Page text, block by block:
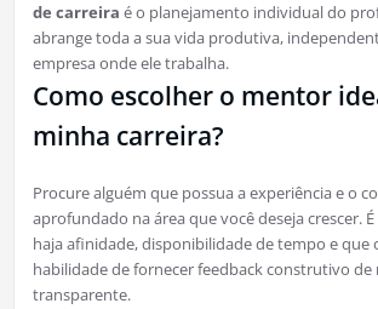
de carreira é o planejamento individual do
abrange toda a sua vida produtiva,
empresa onde ele trabalha.
Como escolher o mentor
minha carreira?
Procure alguém que possua a experiência e o
aprofundado na área que você deseja crescer.
haja afinidade, disponibilidade de tempo e que
habilidade de fornecer feedback construtivo de
transparente.